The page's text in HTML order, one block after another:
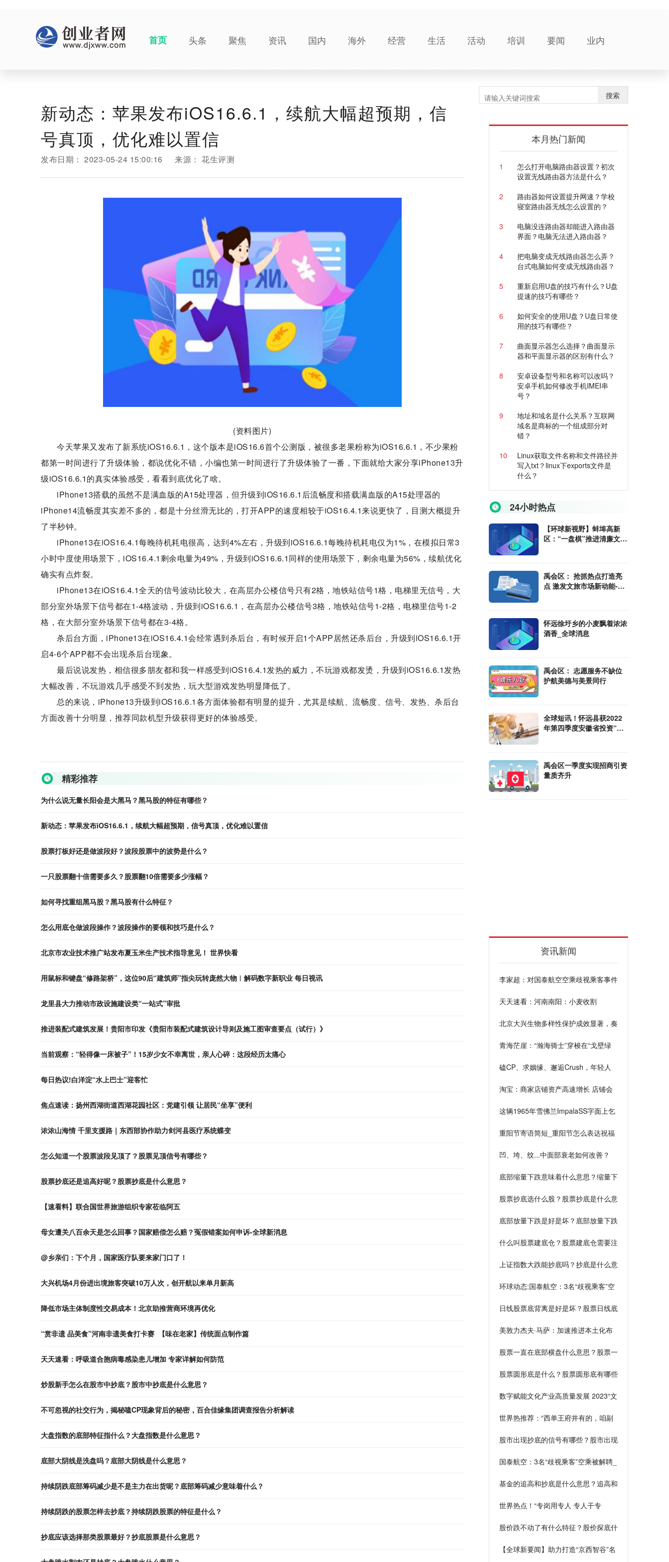
首页 头条 聚焦 资讯 国内 海外 经营 生活 活动 培训 要闻 业内
新动态：苹果发布iOS16.6.1，续航大幅超预期，信
号真顶，优化难以置信
发布日期： 2023-05-24 15:00:16 来源： 花生评测
(资料图片)
今天苹果又发布了新系统iOS16.6.1，这个版本是iOS16.6首个公测版，被很多老果粉称为iOS16.6.1，不少果粉
都第一时间进行了升级体验，都说优化不错，小编也第一时间进行了升级体验了一番，下面就给大家分享iPhone13升
级iOS16.6.1的真实体验感受，看看到底优化了啥。
iPhone13搭载的虽然不是满血版的A15处理器，但升级到iOS16.6.1后流畅度和搭载满血版的A15处理器的
iPhone14流畅度其实差不多的，都是十分丝滑无比的，打开APP的速度相较于iOS16.4.1来说更快了，目测大概提升
了半秒钟。
iPhone13在iOS16.4.1每晚待机耗电很高，达到4%左右，升级到iOS16.6.1每晚待机耗电仅为1%，在模拟日常3
小时中度使用场景下，iOS16.4.1剩余电量为49%，升级到iOS16.6.1同样的使用场景下，剩余电量为56%，续航优化
确实有点炸裂。
iPhone13在iOS16.4.1全天的信号波动比较大，在高层办公楼信号只有2格，地铁站信号1格，电梯里无信号，大
部分室外场景下信号都在1-4格波动，升级到iOS16.6.1，在高层办公楼信号3格，地铁站信号1-2格，电梯里信号1-2
格，在大部分室外场景下信号都在3-4格。
杀后台方面，iPhone13在iOS16.4.1会经常遇到杀后台，有时候开启1个APP居然还杀后台，升级到iOS16.6.1开
启4-6个APP都不会出现杀后台现象。
最后说说发热，相信很多朋友都和我一样感受到iOS16.4.1发热的威力，不玩游戏都发烫，升级到iOS16.6.1发热
大幅改善，不玩游戏几乎感受不到发热，玩大型游戏发热明显降低了。
总的来说，iPhone13升级到iOS16.6.1各方面体验都有明显的提升，尤其是续航、流畅度、信号、发热、杀后台
方面改善十分明显，推荐同款机型升级获得更好的体验感受。
精彩推荐
为什么说无量长阳会是大黑马？黑马股的特征有哪些？
新动态：苹果发布iOS16.6.1，续航大幅超预期，信号真顶，优化难以置信
股票打板好还是做波段好？波段股票中的波势是什么？
一只股票翻十倍需要多久？股票翻10倍需要多少涨幅？
如何寻找重组黑马股？黑马股有什么特征？
怎么用底仓做波段操作？波段操作的要领和技巧是什么？
北京市农业技术推广站发布夏玉米生产技术指导意见！ 世界快看
用鼠标和键盘“修路架桥”，这位90后“建筑师”指尖玩转庞然大物︱解码数字新职业 每日视讯
龙里县大力推动市政设施建设类“一站式”审批
推进装配式建筑发展！贵阳市印发《贵阳市装配式建筑设计导则及施工图审查要点（试行）》
当前观察：“轻得像一床被子”！15岁少女不幸离世，亲人心碎：这段经历太痛心
每日热议!白洋淀“水上巴士”迎客忙
焦点速读：扬州西湖街道西湖花园社区：党建引领 让居民“坐享”便利
浓浓山海情 千里支援路｜东西部协作助力剑河县医疗系统蝶变
怎么知道一个股票波段见顶了？股票见顶信号有哪些？
股票抄底还是追高好呢？股票抄底是什么意思？
【速看料】联合国世界旅游组织专家莅临阿五
母女遭关八百余天是怎么回事？国家赔偿怎么赔？冤假错案如何申诉-全球新消息
@乡亲们：下个月，国家医疗队要来家门口了！
大兴机场4月份进出境旅客突破10万人次，创开航以来单月新高
降低市场主体制度性交易成本！北京助推营商环境再优化
“赏非遗 品美食”河南非遗美食打卡赛 【味在老家】传统面点制作篇
天天速看：呼吸道合胞病毒感染患儿增加 专家详解如何防范
炒股新手怎么在股市中抄底？股市中抄底是什么意思？
不可忽视的社交行为，揭秘嗑CP现象背后的秘密，百合佳缘集团调查报告分析解读
大盘指数的底部特征指什么？大盘指数是什么意思？
底部大阴线是洗盘吗？底部大阴线是什么意思？
持续阴跌底部筹码减少是不是主力在出货呢？底部筹码减少意味着什么？
持续阴跌的股票怎样去抄底？持续阴跌股票的特征是什么？
抄底应该选择那类股票最好？抄底股票是什么意思？
搜索
本月热门新闻
1
怎么打开电脑路由器设置？初次
设置无线路由器方法是什么？
2
路由器如何设置提升网速？学校
寝室路由器无线怎么设置的？
3
电脑没连路由器却能进入路由器
界面？电脑无法进入路由器？
4
把电脑变成无线路由器怎么弄？
台式电脑如何变成无线路由器？
5
重新启用U盘的技巧有什么？U盘
提速的技巧有哪些？
6
如何安全的使用U盘？U盘日常使
用的技巧有哪些？
7
曲面显示器怎么选择？曲面显示
器和平面显示器的区别有什么？
8
安卓设备型号和名称可以改吗？
安卓手机如何修改手机IMEI串
号？
9
地址和域名是什么关系？互联网
域名是商标的一个组成部分对
错？
10
Linux获取文件名称和文件路径并
写入txt？linux下exports文件是
什么？
24小时热点
【环球新视野】蚌埠高新
区：“一盘棋”推进清廉文化
禹会区： 抢抓热点打造亮
点 激发文旅市场新动能-环
怀远徐圩乡的小麦飘着浓浓
酒香_全球消息
禹会区： 志愿服务不缺位
护航美德与美景同行
全球短讯！怀远县获2022
年第四季度安徽省投资“赛
禹会区一季度实现招商引资
量质齐升
资讯新闻
李家超：对国泰航空空乘歧视乘客事件
点
天天速看：河南南阳：小麦收割
北京大兴生物多样性保护成效显著，奏
青海茫崖：“瀚海骑士”穿梭在“戈壁绿
磕CP、求姻缘、邂逅Crush，年轻人
淘宝：商家店铺资产高速增长 店铺会
这辆1965年雪佛兰ImpalaSS字面上乞
重阳节寄语简短_重阳节怎么表达祝福
凹、垮、纹...中面部衰老如何改善？
底部缩量下跌意味着什么意思？缩量下
股票抄底选什么股？股票抄底是什么意
底部放量下跌是好是坏？底部放量下跌
什么叫股票建底仓？股票建底仓需要注
上证指数大跌能抄底吗？抄底是什么意
环球动态:国泰航空：3名“歧视乘客”空
日线股票底背离是好是坏？股票日线底
美敦力杰夫·马萨：加速推进本土化布
械行业市场规模】
股票一直在底部横盘什么意思？股票一
股票圆形底是什么？股票圆形底有哪些
数字赋能文化产业高质量发展 2023“文
讯
世界热推荐：“西单王府井有的，咱副
街
股市出现抄底的信号有哪些？股市出现
国泰航空：3名“歧视乘客”空乘被解聘_
基金的追高和抄底是什么意思？追高和
世界热点！“专岗用专人 专人干专
土人才干事有平台
股价跌不动了有什么特征？股价探底什
【全球新要闻】助力打造“京西智谷”名